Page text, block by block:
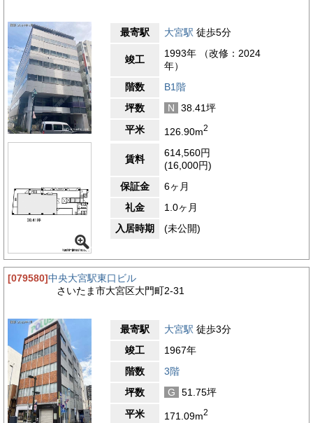
最寄駅 大宮駅 徒歩5分
竣工
1993年 （改修：2024
年）
階数
B1階
坪数
N
38.41坪
平米
126.90m2
賃料
614,560円
(16,000円)
保証金
6ヶ月
礼金
1.0ヶ月
入居時期
(未公開)
[079580]中央大宮駅東口ビル
さいたま市大宮区大門町2-31
最寄駅 大宮駅 徒歩3分
竣工
1967年
階数
3階
坪数
G
51.75坪
平米
171.09m2